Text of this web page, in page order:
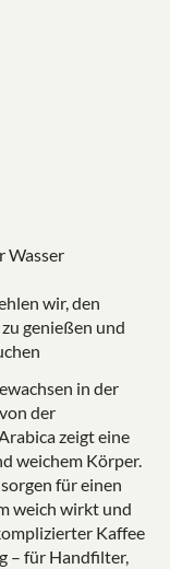
in der
der
zeigt eine
weichem Körper.
für einen
weich wirkt und
Kaffee
– für Handfilter,
Wasser
wir, den
genießen und